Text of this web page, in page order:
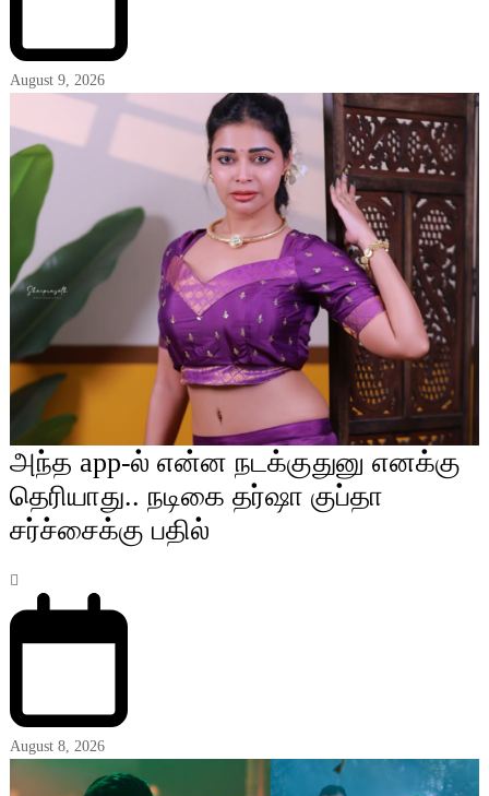
August 9, 2026
அந்த app-ல் என்ன நடக்குதுனு எனக்கு
தெரியாது.. நடிகை தர்ஷா குப்தா
சர்ச்சைக்கு பதில்
August 8, 2026